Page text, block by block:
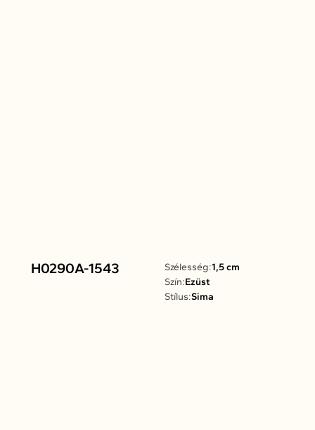
H0290A-1543 Szélesség:1,5 cm
Szín:Ezüst
Stílus:Sima